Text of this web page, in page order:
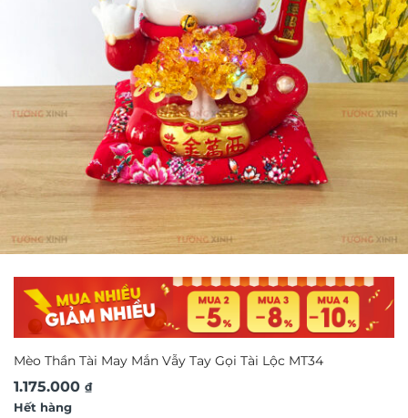
Mèo Thần Tài May Mắn Vẫy Tay Gọi Tài Lộc MT34
1.175.000 ₫
Hết hàng